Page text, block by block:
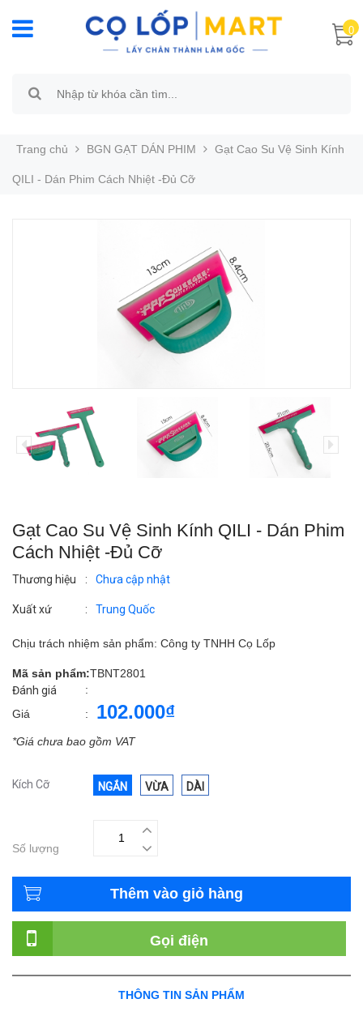
0
Trang chủ BGN GẠT DÁN PHIM Gạt Cao Su Vệ Sinh Kính
QILI - Dán Phim Cách Nhiệt -Đủ Cỡ
Gạt Cao Su Vệ Sinh Kính QILI - Dán Phim
Cách Nhiệt -Đủ Cỡ
Thương hiệu : Chưa cập nhật
Xuất xứ : Trung Quốc
Chịu trách nhiệm sản phẩm: Công ty TNHH Cọ Lốp
Mã sản phẩm:TBNT2801
Đánh giá
:
Giá
: 102.000₫
*Giá chưa bao gồm VAT
Kích Cỡ NGẮN VỪA DÀI
Số lượng
Thêm vào giỏ hàng
Gọi điện
THÔNG TIN SẢN PHẨM